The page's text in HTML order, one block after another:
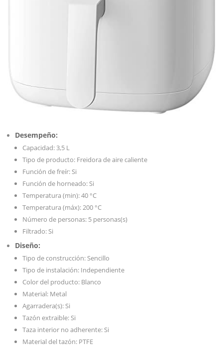
Desempeño:
Capacidad: 3,5 L
Tipo de producto: Freidora de aire caliente
Función de freír: Si
Función de horneado: Si
Temperatura (min): 40 °C
Temperatura (máx): 200 °C
Número de personas: 5 personas(s)
Filtrado: Si
Diseño:
Tipo de construcción: Sencillo
Tipo de instalación: Independiente
Color del producto: Blanco
Material: Metal
Agarradera(s): Si
Tazón extraible: Si
Taza interior no adherente: Si
Material del tazón: PTFE